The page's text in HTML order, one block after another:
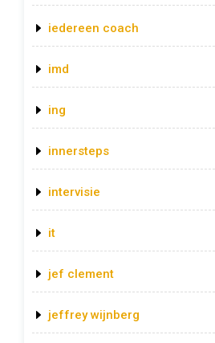
iedereen coach
imd
ing
innersteps
intervisie
it
jef clement
jeffrey wijnberg